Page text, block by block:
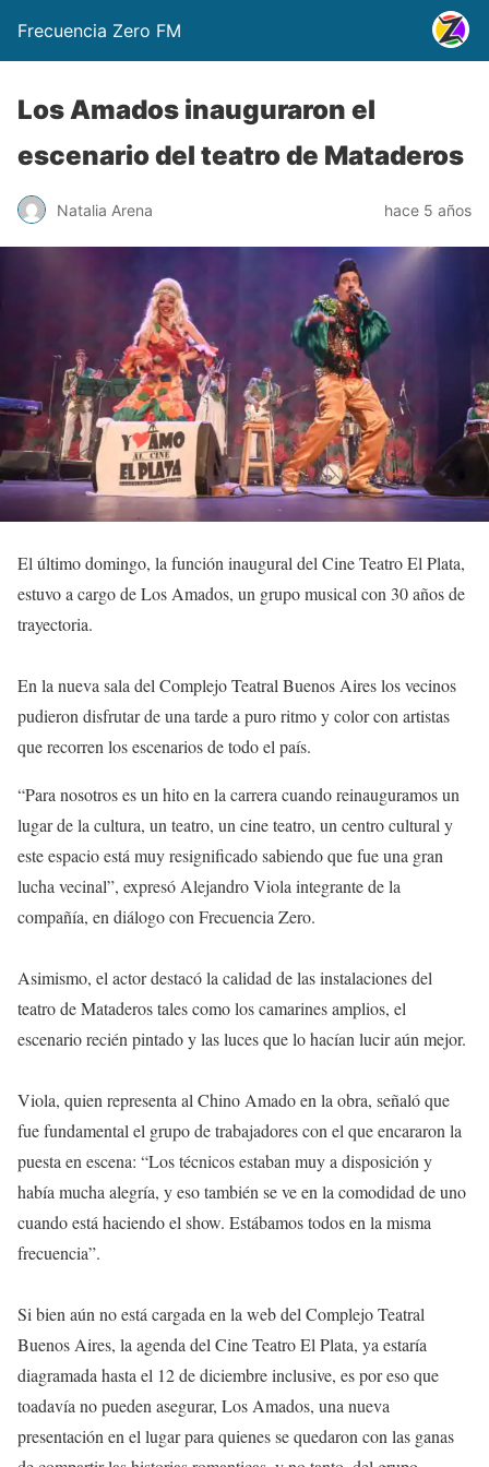
Frecuencia Zero FM
Los Amados inauguraron el
escenario del teatro de Mataderos
Natalia Arena hace 5 años
El último domingo, la función inaugural del Cine Teatro El Plata,
estuvo a cargo de Los Amados, un grupo musical con 30 años de
trayectoria.
En la nueva sala del Complejo Teatral Buenos Aires los vecinos
pudieron disfrutar de una tarde a puro ritmo y color con artistas
que recorren los escenarios de todo el país.
“Para nosotros es un hito en la carrera cuando reinauguramos un
lugar de la cultura, un teatro, un cine teatro, un centro cultural y
este espacio está muy resignificado sabiendo que fue una gran
lucha vecinal”, expresó Alejandro Viola integrante de la
compañía, en diálogo con Frecuencia Zero.
Asimismo, el actor destacó la calidad de las instalaciones del
teatro de Mataderos tales como los camarines amplios, el
escenario recién pintado y las luces que lo hacían lucir aún mejor.
Viola, quien representa al Chino Amado en la obra, señaló que
fue fundamental el grupo de trabajadores con el que encararon la
puesta en escena: “Los técnicos estaban muy a disposición y
había mucha alegría, y eso también se ve en la comodidad de uno
cuando está haciendo el show. Estábamos todos en la misma
frecuencia”.
Si bien aún no está cargada en la web del Complejo Teatral
Buenos Aires, la agenda del Cine Teatro El Plata, ya estaría
diagramada hasta el 12 de diciembre inclusive, es por eso que
toadavía no pueden asegurar, Los Amados, una nueva
presentación en el lugar para quienes se quedaron con las ganas